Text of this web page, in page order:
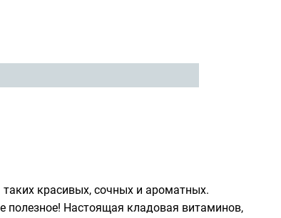
красивых, сочных и ароматных.
полезное! Настоящая кладовая витаминов,